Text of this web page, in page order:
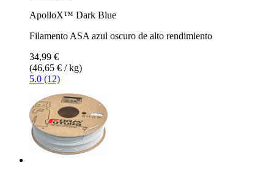
ApolloX™ Dark Blue
Filamento ASA azul oscuro de alto rendimiento
34,99 €
(46,65 € / kg)
5.0 (12)